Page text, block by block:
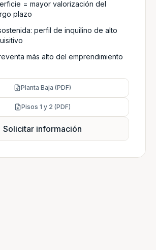
= mayor valorización del
plazo
perfil de inquilino de alto
más alto del emprendimiento
Planta Baja (PDF)
Pisos 1 y 2 (PDF)
Solicitar información